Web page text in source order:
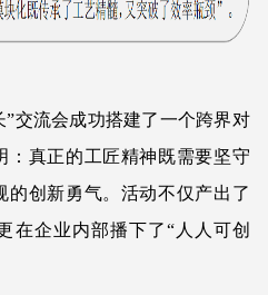
”交流会成功搭建了一个跨界对
：真正的工匠精神既需要坚守
的创新勇气。活动不仅产出了
在企业内部播下了“人人可创